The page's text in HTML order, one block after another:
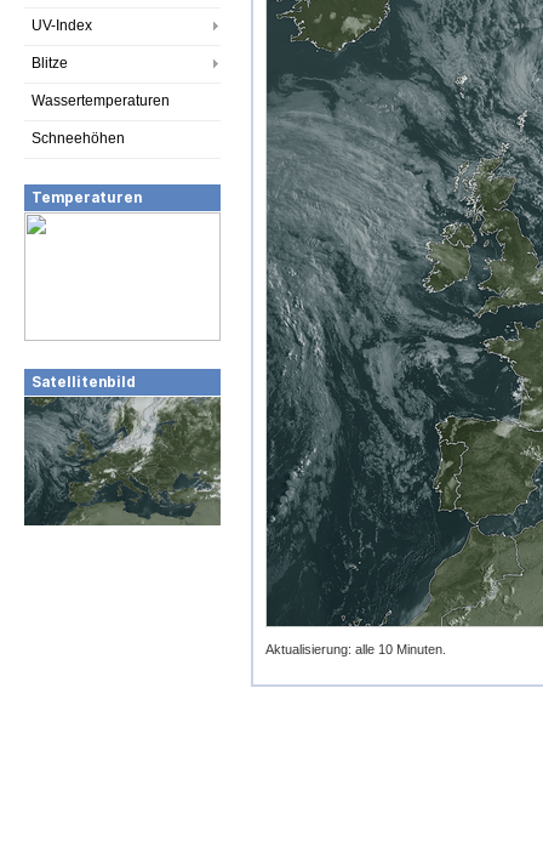
UV-Index
Blitze
Wassertemperaturen
Schneehöhen
Temperaturen
Satellitenbild
Aktualisierung: alle 10 Minuten.